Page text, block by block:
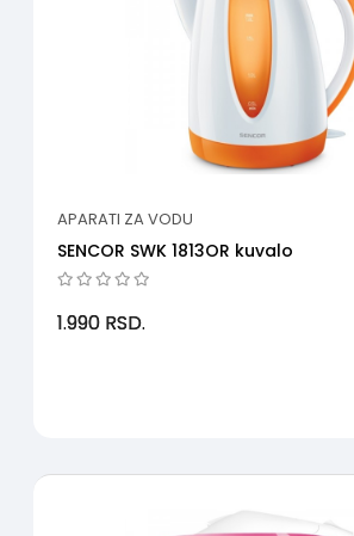
APARATI ZA VODU
SENCOR SWK 1813OR kuvalo
1.990 RSD.